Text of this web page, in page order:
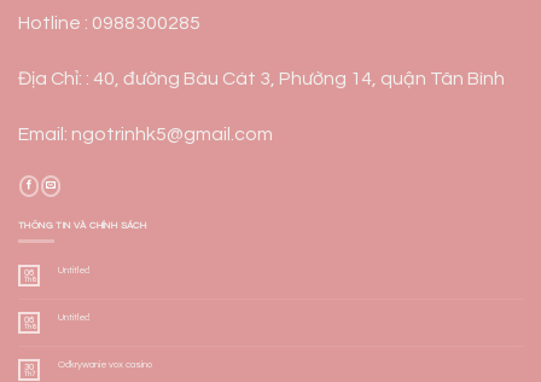
Hotline : 0988300285
Địa Chỉ: : 40, đường Bàu Cát 3, Phường 14, quận Tân Bình
Email: ngotrinhk5@gmail.com
THÔNG TIN VÀ CHÍNH SÁCH
06
Th8
Untitled
06
Th8
Untitled
30
Th7
Odkrywanie vox casino